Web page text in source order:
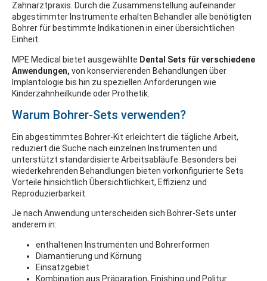
Zahnarztpraxis. Durch die Zusammenstellung aufeinander
abgestimmter Instrumente erhalten Behandler alle benötigten
Bohrer für bestimmte Indikationen in einer übersichtlichen
Einheit.
MPE Medical bietet ausgewählte Dental Sets für verschiedene
Anwendungen, von konservierenden Behandlungen über
Implantologie bis hin zu speziellen Anforderungen wie
Kinderzahnheilkunde oder Prothetik.
Warum Bohrer-Sets verwenden?
Ein abgestimmtes Bohrer-Kit erleichtert die tägliche Arbeit,
reduziert die Suche nach einzelnen Instrumenten und
unterstützt standardisierte Arbeitsabläufe. Besonders bei
wiederkehrenden Behandlungen bieten vorkonfigurierte Sets
Vorteile hinsichtlich Übersichtlichkeit, Effizienz und
Reproduzierbarkeit.
Je nach Anwendung unterscheiden sich Bohrer-Sets unter
anderem in:
enthaltenen Instrumenten und Bohrerformen
Diamantierung und Körnung
Einsatzgebiet
Kombination aus Präparation, Finishing und Politur